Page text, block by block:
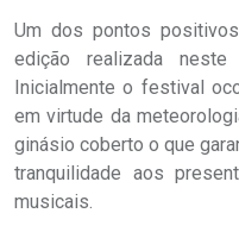
Um dos pontos
edição realizada
Inicialmente o festival
em virtude da
ginásio coberto o que
tranquilidade aos
musicais.